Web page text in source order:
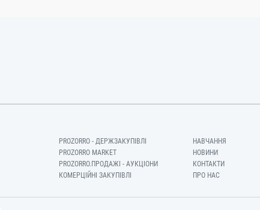
PROZORRO - ДЕРЖЗАКУПІВЛІ
PROZORRO MARKET
PROZORRO.ПРОДАЖІ - АУКЦІОНИ
КОМЕРЦІЙНІ ЗАКУПІВЛІ
НАВЧАННЯ
НОВИНИ
КОНТАКТИ
ПРО НАС